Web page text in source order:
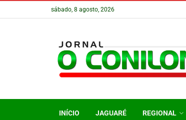
sábado, 8 agosto, 2026
INÍCIO JAGUARÉ REGIONAL